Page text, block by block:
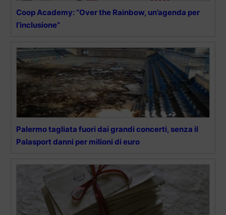
Coop Academy: “Over the Rainbow, un’agenda per
l’inclusione”
Palermo tagliata fuori dai grandi concerti, senza il
Palasport danni per milioni di euro